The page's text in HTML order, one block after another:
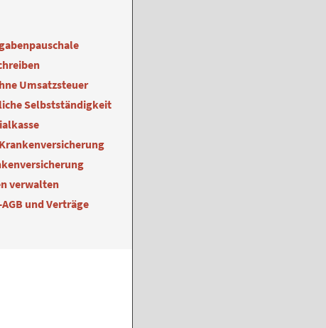
Umsatzsteuer
Selbstständigkeit
verwalten
und Verträge